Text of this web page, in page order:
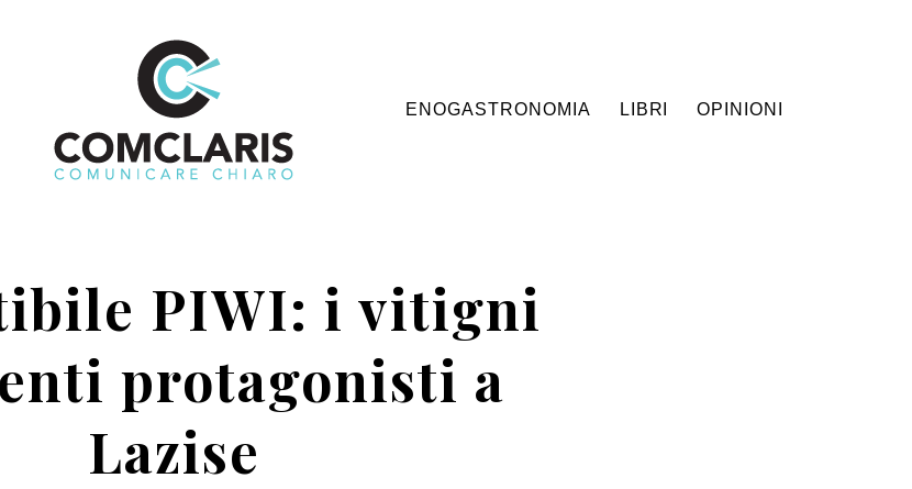
ENOGASTRONOMIA LIBRI OPINIONI
PIWI: i vitigni
protagonisti a
Lazise